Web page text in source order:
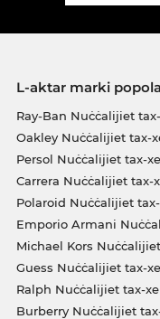
L-aktar marki
Ray-Ban Nuċċalijiet
Oakley Nuċċalijiet tax-
Persol Nuċċalijiet tax-
Carrera Nuċċalijiet tax-
Polaroid Nuċċalijiet
Emporio Armani
Michael Kors
Guess Nuċċalijiet tax-
Ralph Nuċċalijiet tax-
Burberry Nuċċalijiet